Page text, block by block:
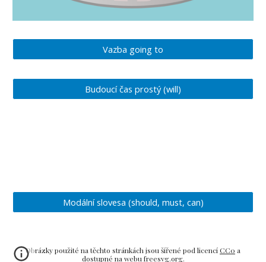
Vazba going to
Budoucí čas prostý (will)
Modální slovesa (should, must, can)
Obrázky použité na těchto stránkách jsou šířené pod licencíCC0 a
dostupné na webu freesvg.org.